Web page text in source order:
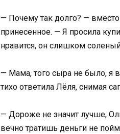
— Почему так долго? —
принесенное. — Я просила
нравится, он слишком
— Мама, того сыра не было, я
тихо ответила Лёля, снимая
— Дороже не значит лучше,
вечно тратишь деньги не